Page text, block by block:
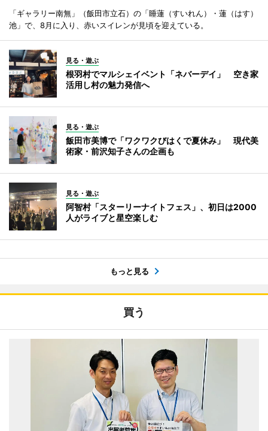
「ギャラリー南無」（飯田市立石）の「睡蓮（すいれん）・蓮（はす）
池」で、8月に入り、赤いスイレンが見頃を迎えている。
見る・遊ぶ
根羽村でマルシェイベント「ネバーデイ」 空き家
活用し村の魅力発信へ
見る・遊ぶ
飯田市美博で「ワクワクびはくで夏休み」 現代美
術家・前沢知子さんの企画も
見る・遊ぶ
阿智村「スターリーナイトフェス」、初日は2000
人がライブと星空楽しむ
もっと見る
買う